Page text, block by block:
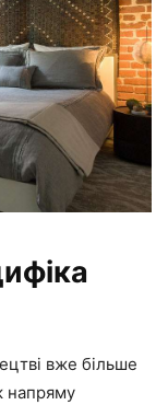
вже більше
напряму